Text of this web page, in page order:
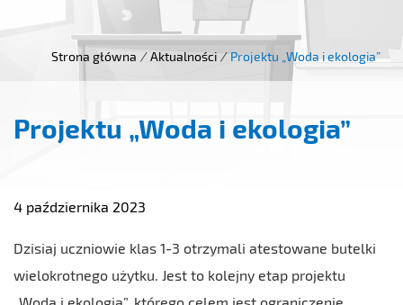
Strona główna / Aktualności / Projektu „Woda i ekologia”
Projektu „Woda i ekologia”
4 października 2023
Dzisiaj uczniowie klas 1-3 otrzymali atestowane butelki
wielokrotnego użytku. Jest to kolejny etap projektu